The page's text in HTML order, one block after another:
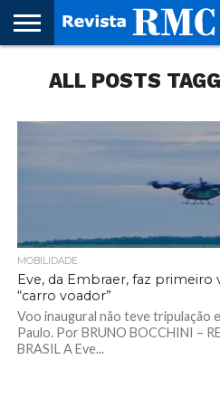
REVISTA
RMC
PROJETO
CULTURAL
RMC – 20
CIDADES
ARTE &
CULTURA
NOTÍCIAS
CORPORATIVAS
EDIÇÕES
ANTERIORES
PARCEIROS
FAÇA
FALE
CONOSCO
ALL POSTS
MOBILIDADE
Eve, da Embraer, faz
“carro voador”
Voo inaugural não teve tripulação
Paulo. Por BRUNO BOCCHINI –
BRASIL A Eve...